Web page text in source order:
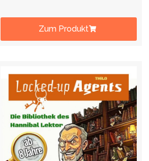
Zum Produkt